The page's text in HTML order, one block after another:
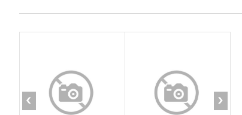
‹ ›